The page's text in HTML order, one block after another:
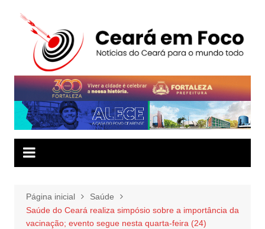
conteúdo
Página inicial
Saúde
Saúde do Ceará realiza simpósio sobre a importância da
vacinação; evento segue nesta quarta-feira (24)